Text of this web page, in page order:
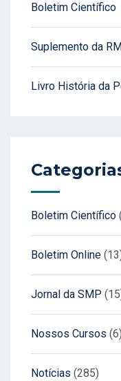
Boletim Científico
Suplemento da
Livro História da
Boletim Científico
Boletim Online
Jornal da SMP
Nossos Cursos (6)
Notícias (285)